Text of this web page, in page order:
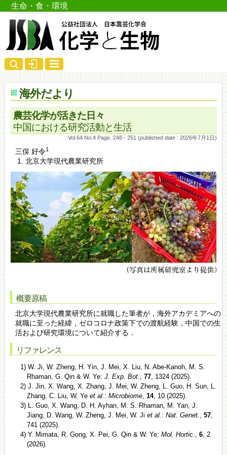
生命・食・環境
海外だより
農芸化学が活きた日々
中国における研究活動と生活
Vol.64 No.4 Page. 248 - 251 (published date : 2026年7月1日)
三俣 好令1
北京大学現代農業研究所
概要原稿
北京大学現代農業研究所に就職した筆者が，海外アカデミアへの
就職に至った経緯，ゼロコロナ政策下での渡航経験，中国での生
活および研究環境について紹介する．
リファレンス
1) W. Ji, W. Zheng, H. Yin, J. Mei, X. Liu, N. Abe-Kanoh, M. S.
Rhaman, G. Qin & W. Ye: J. Exp. Bot. 77, 1324 (2025).
2) J. Jin, X. Wang, X. Zhang, J. Mei, W. Zheng, L. Guo, H. Sun, L.
Zhang, C. Liu, W. Ye et al. : Microbiome, 14, 10 (2025).
3) L. Guo, X. Wang, D. H. Ayhan, M. S. Rhaman, M. Yan, J.
Jiang, D. Wang, W. Zheng, J. Mei, W. Ji et al. : Nat. Genet. 57,
741 (2025).
4) Y. Mimata, R. Gong, X. Pei, G. Qin & W. Ye: Mol. Hortic. 6, 2
(2026).